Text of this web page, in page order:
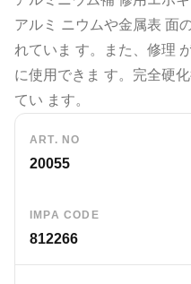
アルミ ニウムや金属表 面
れていま す。また、修理
に使用できま す。完全硬
てい ます。
ART. NO
20055
IMPA CODE
812266